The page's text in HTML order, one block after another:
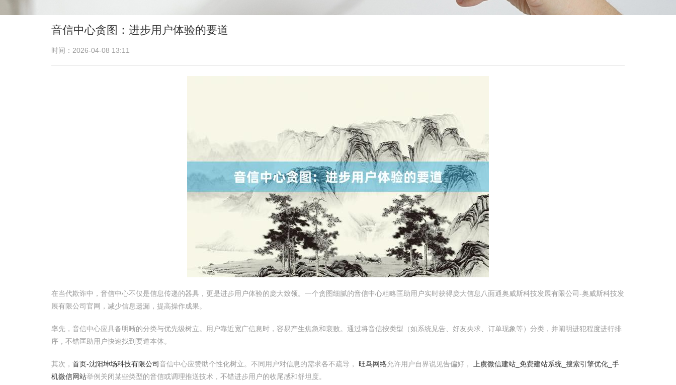
音信中心贪图：进步用户体验的要道
时间：2026-04-08 13:11
在当代欺诈中，音信中心不仅是信息传递的器具，更是进步用户体验的庞大致领。一个贪图细腻的音信中心粗略匡助用户实时获得庞大信息八面通奥威斯科技发展有限公司-奥威斯科技发
展有限公司官网，减少信息遗漏，提高操作成果。
率先，音信中心应具备明晰的分类与优先级树立。用户靠近宽广信息时，容易产生焦急和衰败。通过将音信按类型（如系统见告、好友央求、订单现象等）分类，并阐明进犯程度进行排
序，不错匡助用户快速找到要道本体。
其次， 首页-沈阳坤场科技有限公司音信中心应赞助个性化树立。不同用户对信息的需求各不疏导， 旺鸟网络允许用户自界说见告偏好，
上虞微信建站_免费建站系统_搜索引擎优化_手
机微信网站举例关闭某些类型的音信或调理推送技术，不错进步用户的收尾感和舒坦度。